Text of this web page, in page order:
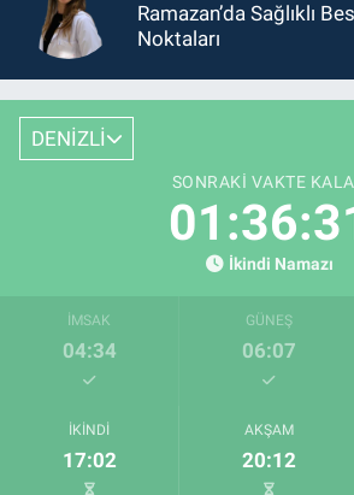
Ramazan’da Sağlıklı
Noktaları
DENİZLİ
SONRAKI VAKTE
İkindi Namazı
İMSAK
04:34
GÜNEŞ
06:07
İKINDI
17:02
AKŞAM
20:12